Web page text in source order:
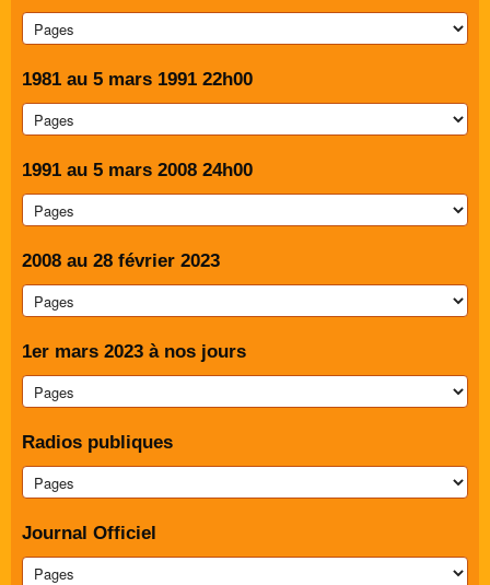
1981 au 5 mars 1991 22h00
1991 au 5 mars 2008 24h00
2008 au 28 février 2023
1er mars 2023 à nos jours
Radios publiques
Journal Officiel